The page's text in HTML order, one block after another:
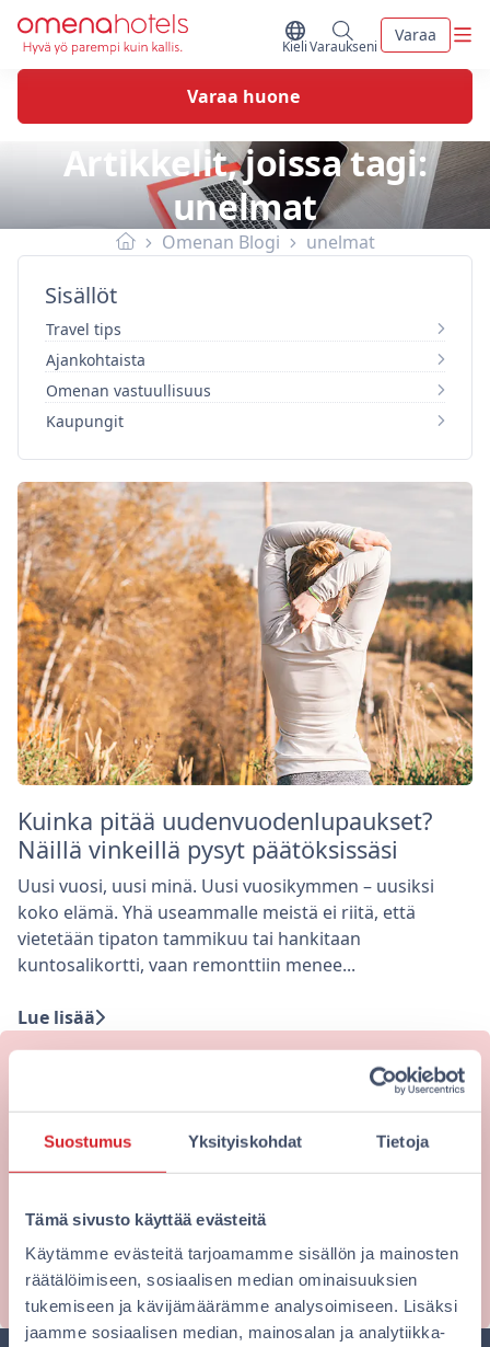
Suostumus Yksityiskohdat Tietoja
Tämä sivusto käyttää evästeitä
Käytämme evästeitä tarjoamamme sisällön ja mainosten
räätälöimiseen, sosiaalisen median ominaisuuksien
tukemiseen ja kävijämäärämme analysoimiseen. Lisäksi
jaamme sosiaalisen median, mainosalan ja analytiikka-
Skip to content
Vaihda kieltä
Kieli Minun varaukseni
Varaukseni
Varaa
Varaa huone
Artikkelit, joissa tagi:
unelmat
Omenan Blogi unelmat
Kuinka pitää uudenvuodenlupaukset?
Näillä vinkeillä pysyt päätöksissäsi
Uusi vuosi, uusi minä. Uusi vuosikymmen – uusiksi
koko elämä. Yhä useammalle meistä ei riitä, että
vietetään tipaton tammikuu tai hankitaan
kuntosalikortti, vaan remonttiin menee...
Lue lisää
Sisällöt
Travel tips
Ajankohtaista
Omenan vastuullisuus
Kaupungit
Haluatko majoittua edullisesti
kaupungin keskustassa?
Omena-hotellien kotisivuilta varaat aina edullisimpaan
Varaa nyt